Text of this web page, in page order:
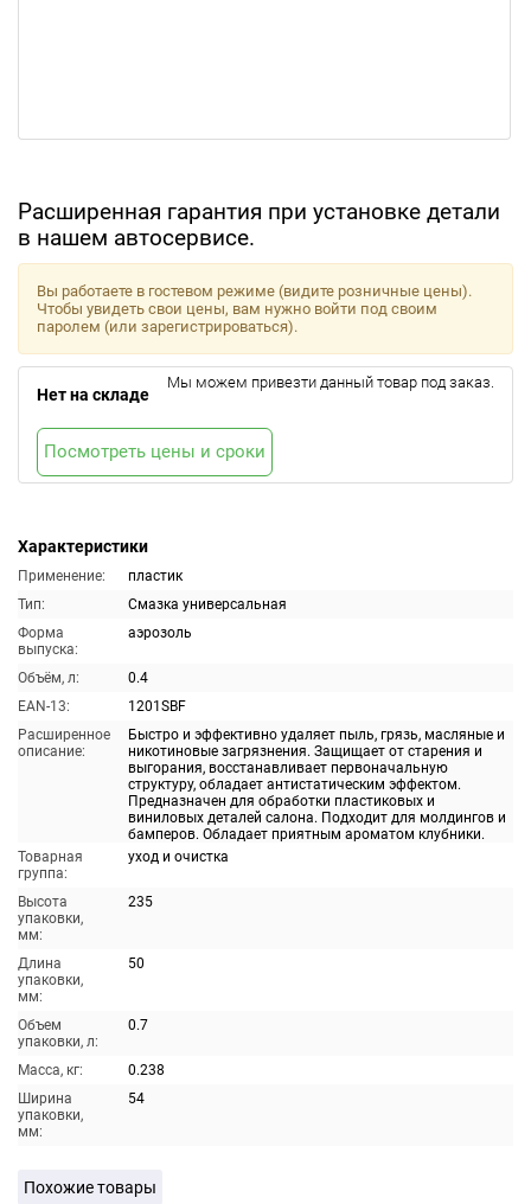
Расширенная гарантия при установке детали
в нашем автосервисе.
Характеристики
Применение:
пластик
Тип:
Смазка универсальная
Форма
выпуска:
аэрозоль
Объём, л:
0.4
EAN-13:
1201SBF
Расширенное
описание:
Быстро и эффективно удаляет пыль, грязь, масляные и
никотиновые загрязнения. Защищает от старения и
выгорания, восстанавливает первоначальную
структуру, обладает антистатическим эффектом.
Предназначен для обработки пластиковых и
виниловых деталей салона. Подходит для молдингов и
бамперов. Обладает приятным ароматом клубники.
Товарная
группа:
уход и очистка
Высота
упаковки,
мм:
235
Длина
упаковки,
мм:
50
Объем
упаковки, л:
0.7
Масса, кг:
0.238
Ширина
упаковки,
мм:
54
Вы работаете в гостевом режиме (видите розничные цены).
Чтобы увидеть свои цены, вам нужно войти под своим
паролем (или зарегистрироваться).
Нет на складе
Мы можем привезти данный товар под заказ.
Посмотреть цены и сроки
Похожие товары